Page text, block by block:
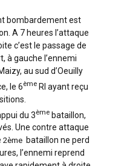
bombardement est
A 7 heures l’attaque
c’est le passage de
à gauche l’ennemi
au sud d’Oeuilly
le 6ème RI ayant reçu
du 3ème bataillon,
Une contre attaque
2ème bataillon ne perd
l’ennemi reprend